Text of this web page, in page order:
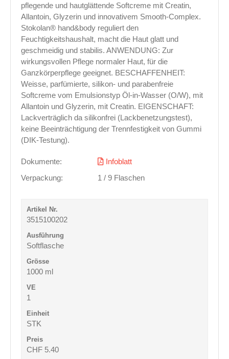
pflegende und hautglättende Softcreme mit Creatin,
Allantoin, Glyzerin und innovativem Smooth-Complex.
Stokolan® hand&body reguliert den
Feuchtigkeitshaushalt, macht die Haut glatt und
geschmeidig und stabilis. ANWENDUNG: Zur
wirkungsvollen Pflege normaler Haut, für die
Ganzkörperpflege geeignet. BESCHAFFENHEIT:
Weisse, parfümierte, silikon- und parabenfreie
Softcreme vom Emulsionstyp Öl-in-Wasser (O/W), mit
Allantoin und Glyzerin, mit Creatin. EIGENSCHAFT:
Lackverträglich da silikonfrei (Lackbenetzungstest),
keine Beeinträchtigung der Trennfestigkeit von Gummi
(DIK-Testung).
Dokumente:
Infoblatt
Verpackung:
1 / 9 Flaschen
3515100202
Softflasche
1000 ml
1
STK
CHF 5.40